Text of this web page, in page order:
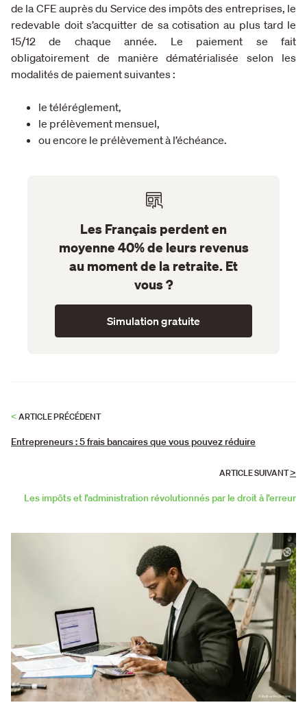
de la CFE auprès du Service des impôts des entreprises, le
redevable doit s’acquitter de sa cotisation au plus tard le
15/12 de chaque année. Le paiement se fait
obligatoirement de manière dématérialisée selon les
modalités de paiement suivantes :
le téléréglement,
le prélèvement mensuel,
ou encore le prélèvement à l’échéance.
Les Français perdent en
moyenne 40% de leurs revenus
au moment de la retraite. Et
vous ?
Simulation gratuite
<ARTICLE PRÉCÉDENT
Entrepreneurs : 5 frais bancaires que vous pouvez réduire
ARTICLE SUIVANT>
Les impôts et l’administration révolutionnés par le droit à l’erreur